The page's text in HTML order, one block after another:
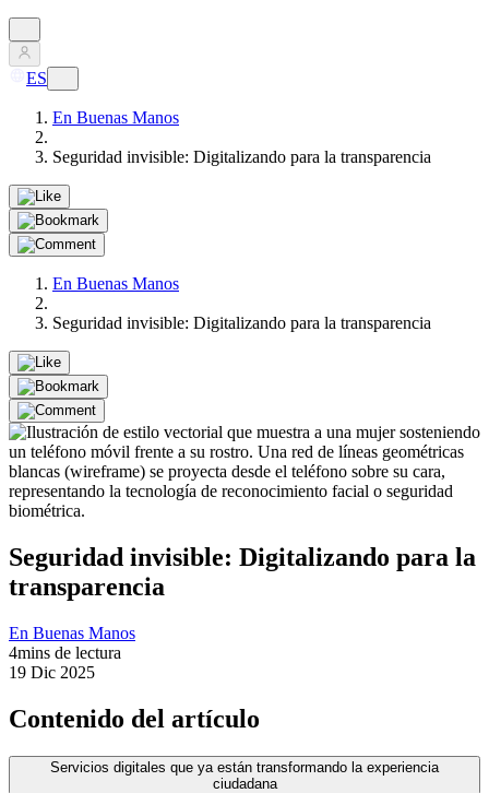
ES
En Buenas Manos
Seguridad invisible: Digitalizando para la transparencia
En Buenas Manos
Seguridad invisible: Digitalizando para la transparencia
Seguridad invisible: Digitalizando para la
transparencia
En Buenas Manos
4mins de lectura
19 Dic 2025
Contenido del artículo
Servicios digitales que ya están transformando la experiencia
ciudadana